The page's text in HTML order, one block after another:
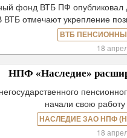
фонд ВТБ ПФ
ВТБ отмечают укрепление
ВТБ
18
НПФ «Наследие»
начали свою
НАСЛЕДИЕ ЗАО НПФ
18